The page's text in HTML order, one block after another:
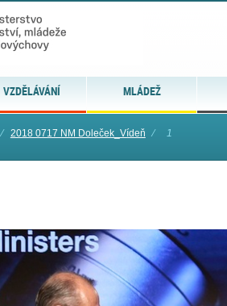
VZDĚLÁVÁNÍ MLÁDEŽ
⁄ 2018 0717 NM Doleček_Vídeň ⁄ 1